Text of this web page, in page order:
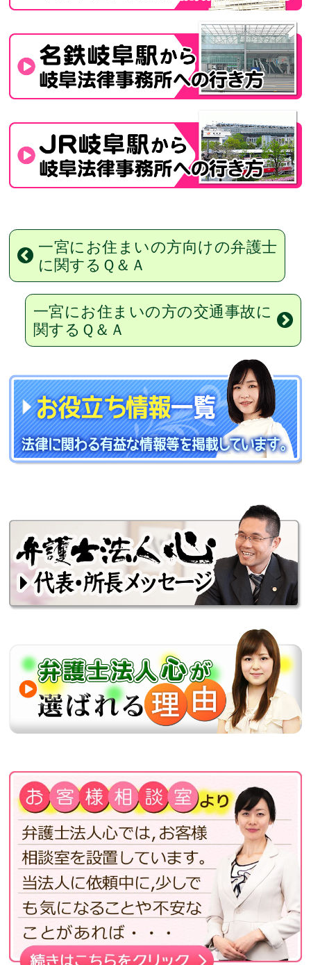
一宮にお住まいの方向けの弁護士
に関するＱ＆Ａ
一宮にお住まいの方の交通事故に
関するＱ＆Ａ